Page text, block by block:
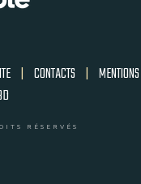
| CONTACTS | MENTIONS
RÉSERVÉS